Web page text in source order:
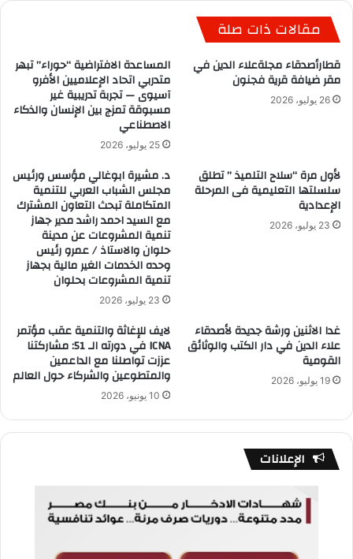
مقالات ذات صلة
قطارأصدقاء مجلةعلاء الدين في
مقر ضيافة قرية فجنون
26 يوليو، 2026
المساعدة الافتراضية “حوراء” تبهر
متدربي اتحاد الإعلاميين الأفرو
آسيوى — تجربة تدريبية غير
مسبوقة تمزج بين الإنسان والذكاء
الاصطناعي
25 يوليو، 2026
لأول مرة “سلاح التلميذ ” تطلق
سلسلتها التعليمية فى المرحلة
الإعدادية
23 يوليو، 2026
د. مشيرة ابوغالي مؤسس ورئيس
مجلس الشباب العربي للتنمية
المتكاملة تبحث التعاون المشترك
مع السيد احمد راشد مدير جهاز
تنمية المشروعات عن مدينة
حلوان والاستاذ / عمرو رئيس
وحده الخدمات الغير مالية بجهاز
تنمية المشروعات بحلوان
23 يوليو، 2026
غدا الاثنين ورشة جديدة لأصدقاء
علاء الدين في دار الكتب والوثائق
القومية
19 يوليو، 2026
لايف للإغاثة والتنمية عقب مؤتمر
ICNA في دورته الـ 51: مشاركتنا
عززت تواصلنا مع الداعمين
والمتطوعين والشركاء حول العالم
10 يونيو، 2026
الإعلانات